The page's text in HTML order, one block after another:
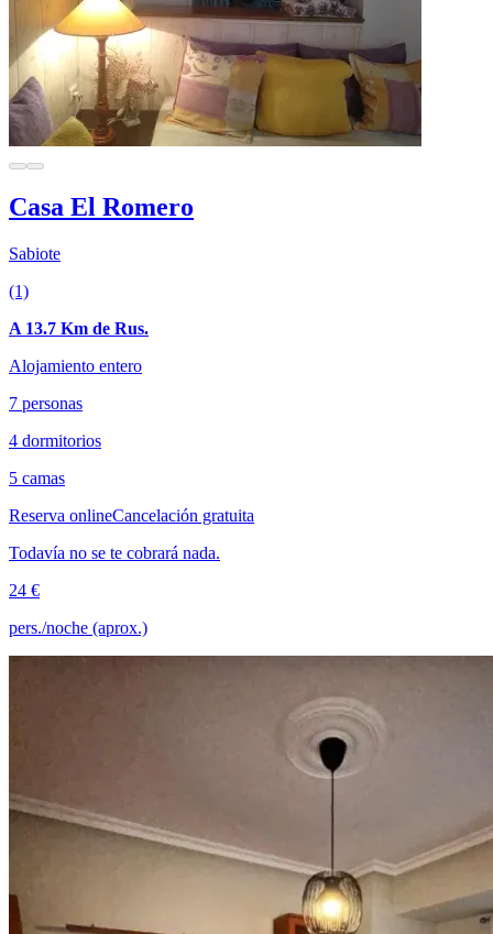
Casa El Romero
Sabiote
(1)
A 13.7 Km de Rus.
Alojamiento entero
7 personas
4 dormitorios
5 camas
Reserva onlineCancelación gratuita
Todavía no se te cobrará nada.
24 €
pers./noche (aprox.)